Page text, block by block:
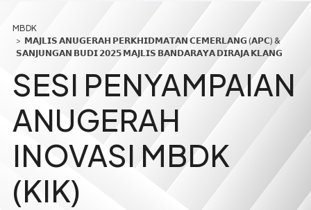
Breadcrumb
𝗠𝗔𝗝𝗟𝗜𝗦 𝗔𝗡𝗨𝗚𝗘𝗥𝗔𝗛 𝗣𝗘𝗥𝗞𝗛𝗜𝗗𝗠𝗔𝗧𝗔𝗡 𝗖𝗘𝗠𝗘𝗥𝗟𝗔𝗡𝗚 (𝗔𝗣𝗖) &
𝗦𝗔𝗡𝗝𝗨𝗡𝗚𝗔𝗡 𝗕𝗨𝗗𝗜 𝟮𝟬𝟮𝟱 𝗠𝗔𝗝𝗟𝗜𝗦 𝗕𝗔𝗡𝗗𝗔𝗥𝗔𝗬𝗔 𝗗𝗜𝗥𝗔𝗝𝗔 𝗞𝗟𝗔𝗡𝗚
SESI PENYAMPAIAN
ANUGERAH
INOVASI MBDK
(KIK)